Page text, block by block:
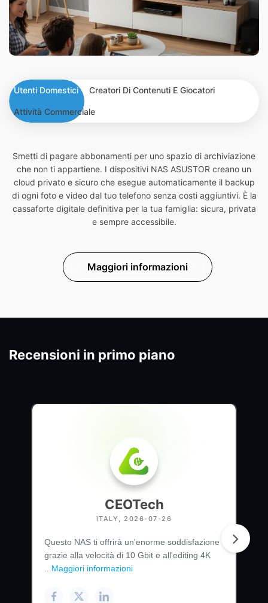
Utenti Domestici Creatori Di Contenuti E Giocatori
Attività Commerciale
Smetti di pagare abbonamenti per uno spazio di archiviazione
che non ti appartiene. I dispositivi NAS ASUSTOR creano un
cloud privato e sicuro che esegue automaticamente il backup
di ogni foto e video dal tuo telefono senza costi aggiuntivi. È la
cassaforte digitale definitiva per la tua famiglia: sicura, privata
e sempre accessibile.
Maggiori informazioni
Recensioni in primo piano
CEOTech
ITALY, 2026-07-26
Questo NAS ti offrirà un'enorme soddisfazione
grazie alla velocità di 10 Gbit e all'editing 4K
Maggiori informazioni